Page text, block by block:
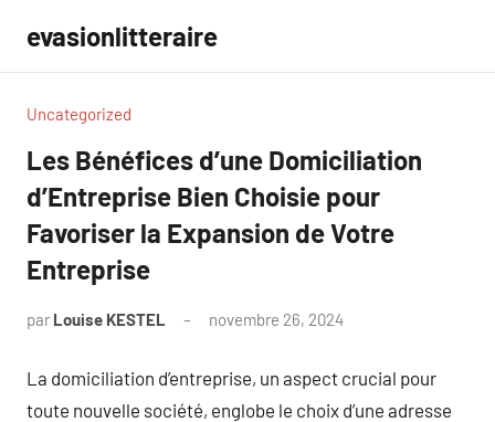
contenu
evasionlitteraire
Uncategorized
Les Bénéfices d’une Domiciliation
d’Entreprise Bien Choisie pour
Favoriser la Expansion de Votre
Entreprise
par Louise KESTEL novembre 26, 2024
La domiciliation d’entreprise, un aspect crucial pour
toute nouvelle société, englobe le choix d’une adresse